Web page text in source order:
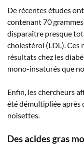
De récentes études
contenant 70
disparaître presque
cholestérol (LDL). Ces
résultats chez les
mono-insaturés que
Enfin, les chercheurs
été démultipliée après
noisettes.
Des acides gras